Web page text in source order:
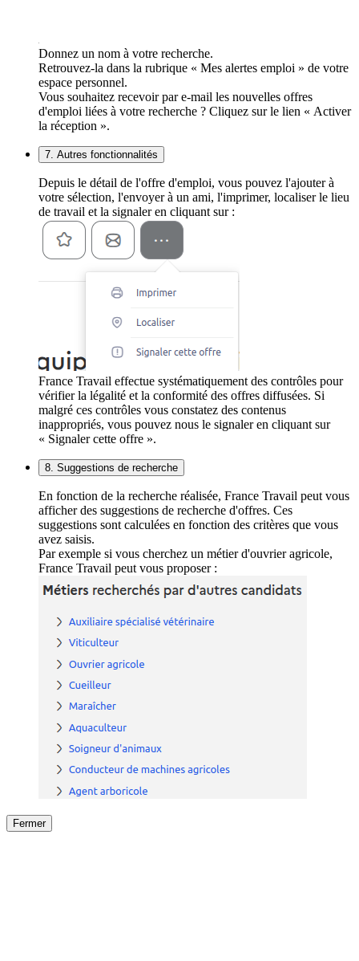
Donnez un nom à votre recherche.
Retrouvez-la dans la rubrique « Mes alertes emploi » de votre
espace personnel.
Vous souhaitez recevoir par e-mail les nouvelles offres
d'emploi liées à votre recherche ? Cliquez sur le lien « Activer
la réception ».
7. Autres fonctionnalités
Depuis le détail de l'offre d'emploi, vous pouvez l'ajouter à
votre sélection, l'envoyer à un ami, l'imprimer, localiser le lieu
de travail et la signaler en cliquant sur :
France Travail effectue systématiquement des contrôles pour
vérifier la légalité et la conformité des offres diffusées. Si
malgré ces contrôles vous constatez des contenus
inappropriés, vous pouvez nous le signaler en cliquant sur
« Signaler cette offre ».
8. Suggestions de recherche
En fonction de la recherche réalisée, France Travail peut vous
afficher des suggestions de recherche d'offres. Ces
suggestions sont calculées en fonction des critères que vous
avez saisis.
Par exemple si vous cherchez un métier d'ouvrier agricole,
France Travail peut vous proposer :
Fermer